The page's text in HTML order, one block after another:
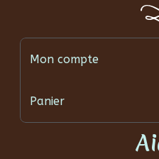
Mon compte
Panier